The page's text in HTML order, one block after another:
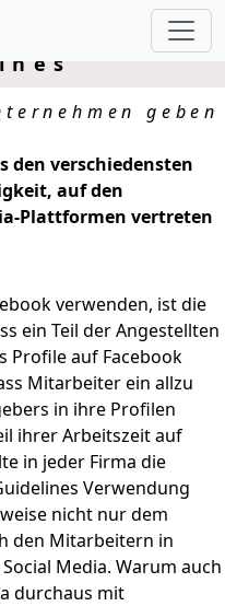
geben
den verschiedensten
auf den
Plattformen vertreten
verwenden, ist die
ein Teil der Angestellten
Profile auf Facebook
Mitarbeiter ein allzu
in ihre Profilen
ihrer Arbeitszeit auf
in jeder Firma die
Verwendung
nicht nur dem
den Mitarbeitern in
Media. Warum auch
durchaus mit